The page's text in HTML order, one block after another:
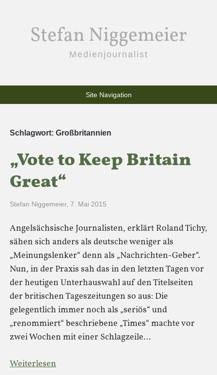
Stefan Niggemeier
Medienjournalist
Site Navigation
Schlagwort: Großbritannien
„Vote to Keep Britain
Great“
Stefan Niggemeier, 7. Mai 2015
Angelsächsische Journalisten, erklärt Roland Tichy,
sähen sich anders als deutsche weniger als
„Meinungslenker“ denn als „Nachrichten-Geber“.
Nun, in der Praxis sah das in den letzten Tagen vor
der heutigen Unterhauswahl auf den Titelseiten
der britischen Tageszeitungen so aus: Die
gelegentlich immer noch als „seriös“ und
„renommiert“ beschriebene „Times“ machte vor
zwei Wochen mit einer Schlagzeile…
Weiterlesen